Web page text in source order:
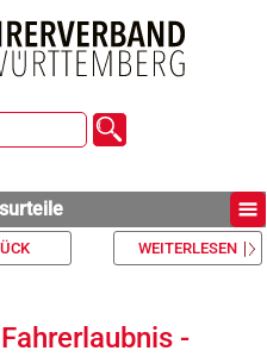
WEITERLESEN
-